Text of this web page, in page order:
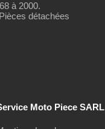
à 2000.
détachées
Moto Piece SARL